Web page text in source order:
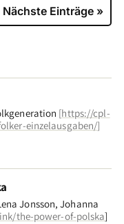
Nächste Einträge »
[https://cpl-
einzelausgaben/]
Jonsson, Johanna
the-power-of-polska]